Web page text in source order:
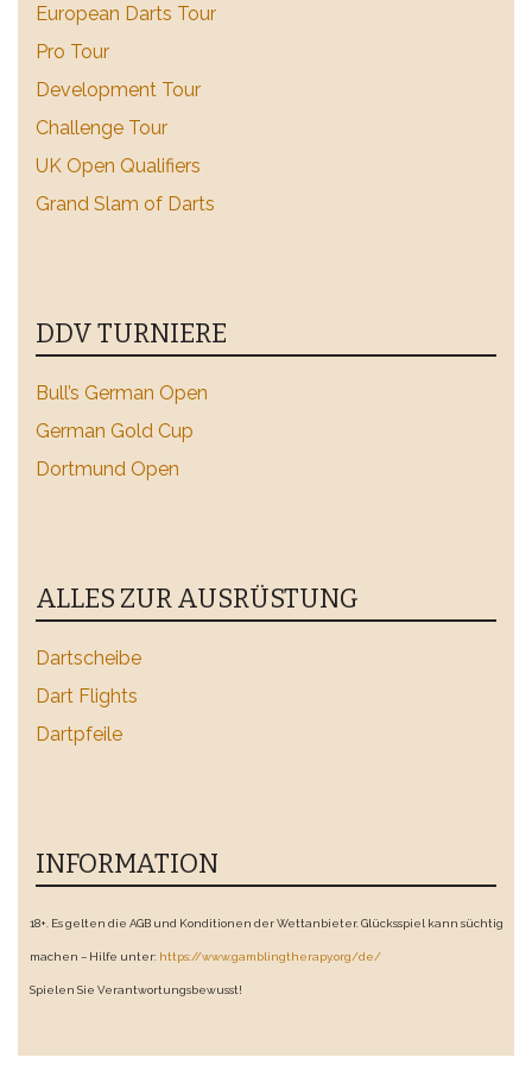
European Darts Tour
Pro Tour
Development Tour
Challenge Tour
UK Open Qualifiers
Grand Slam of Darts
DDV TURNIERE
Bull’s German Open
German Gold Cup
Dortmund Open
ALLES ZUR AUSRÜSTUNG
Dartscheibe
Dart Flights
Dartpfeile
INFORMATION
18+. Es gelten die AGB und Konditionen der Wettanbieter. Glücksspiel kann süchtig
machen – Hilfe unter: https://www.gamblingtherapy.org/de/
Spielen Sie Verantwortungsbewusst!